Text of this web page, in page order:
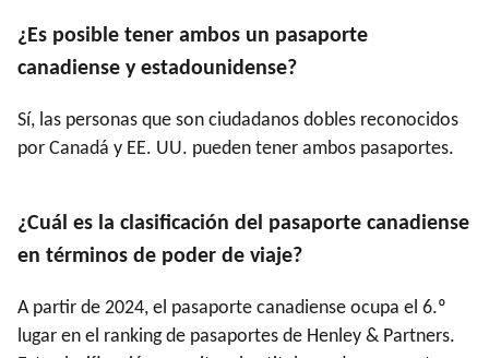
¿Es posible tener ambos un pasaporte
canadiense y estadounidense?
Sí, las personas que son ciudadanos dobles reconocidos
por Canadá y EE. UU. pueden tener ambos pasaportes.
¿Cuál es la clasificación del pasaporte canadiense
en términos de poder de viaje?
A partir de 2024, el pasaporte canadiense ocupa el 6.º
lugar en el ranking de pasaportes de Henley & Partners.